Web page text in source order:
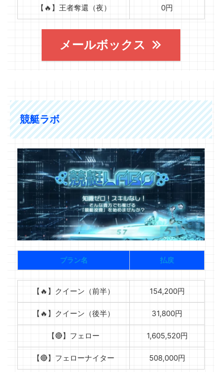
【🔥】王者奪還（夜） 0円
メールボックス
競艇ラボ
プラン名 払戻
【🔥】クイーン（前半） 154,200円
【🔥】クイーン（後半） 31,800円
【🔴】フェロー 1,605,520円
【🔴】フェローナイター 508,000円